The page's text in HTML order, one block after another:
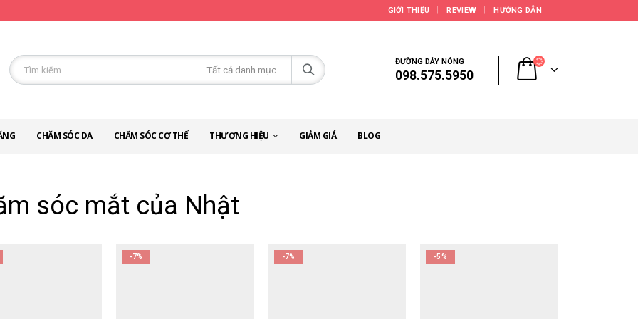
GIỚI THIỆU REVIEW HƯỚNG DẪN
ĐƯỜNG DÂY NÓNG
098.575.5950
CHĂM SÓC DA CHĂM SÓC CƠ THỂ THƯƠNG HIỆU GIẢM GIÁ BLOG
sóc mắt của Nhật
-7% -7% -5%